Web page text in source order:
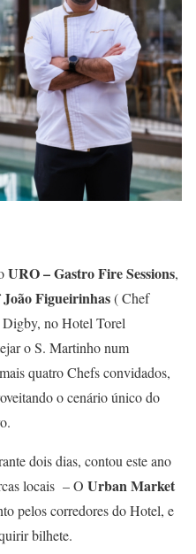
URO – Gastro Fire Sessions,
Figueirinhas( Chef
Digby, no Hotel Torel
o S. Martinho num
quatro Chefs convidados,
o cenário único do
dois dias, contou este ano
locais – O UrbanMarket
pelos corredores do Hotel, e
bilhete.